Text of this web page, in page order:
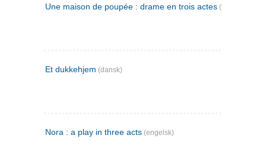
Une maison de poupée : drame en trois actes (fransk)
Et dukkehjem (dansk)
Nora : a play in three acts (engelsk)